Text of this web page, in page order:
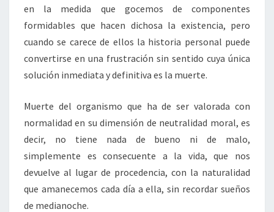
en la medida que gocemos de componentes
formidables que hacen dichosa la existencia, pero
cuando se carece de ellos la historia personal puede
convertirse en una frustración sin sentido cuya única
solución inmediata y definitiva es la muerte.
Muerte del organismo que ha de ser valorada con
normalidad en su dimensión de neutralidad moral, es
decir, no tiene nada de bueno ni de malo,
simplemente es consecuente a la vida, que nos
devuelve al lugar de procedencia, con la naturalidad
que amanecemos cada día a ella, sin recordar sueños
de medianoche.